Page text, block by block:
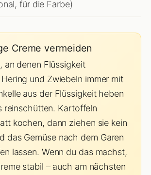
für die Farbe)
Creme vermeiden
an denen Flüssigkeit
und Zwiebeln immer mit
aus der Flüssigkeit heben
reinschütten. Kartoffeln
kochen, dann ziehen sie kein
das Gemüse nach dem Garen
lassen. Wenn du das machst,
stabil – auch am nächsten